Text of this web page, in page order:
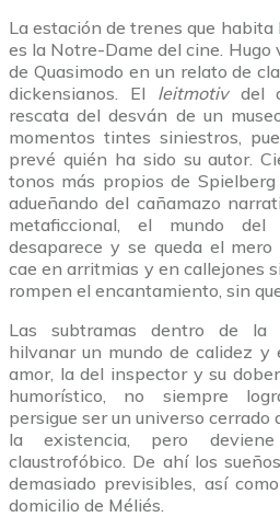
La estación de trenes que habita
es la Notre-Dame del cine. Hugo
de Quasimodo en un relato de
dickensianos. El leitmotivdel
rescata del desván de un
momentos tintes siniestros,
prevé quién ha sido su autor.
tonos más propios de
adueñando del cañamazo
metaficcional, el mundo
desaparece y se queda el
cae en arritmias y en callejones
rompen el encantamiento, sin
Las subtramas dentro de la
hilvanar un mundo de calidez y
amor, la del inspector y su
humorístico, no siempre
persigue ser un universo cerrado
la existencia, pero
claustrofóbico. De ahí los
demasiado previsibles, así
domicilio de Méliés.